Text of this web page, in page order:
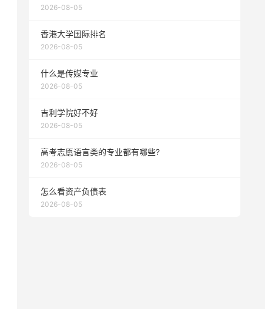
2026-08-05
香港大学国际排名
2026-08-05
什么是传媒专业
2026-08-05
吉利学院好不好
2026-08-05
高考志愿语言类的专业都有哪些?
2026-08-05
怎么看资产负债表
2026-08-05